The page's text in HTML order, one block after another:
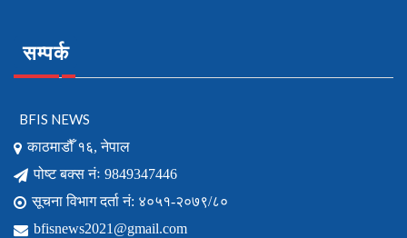
सम्पर्क
BFIS NEWS
काठमाडौँ १६, नेपाल
पोष्ट बक्स नंः 9849347446
सूचना विभाग दर्ता नं: ४०५१-२०७९/८०
bfisnews2021@gmail.com